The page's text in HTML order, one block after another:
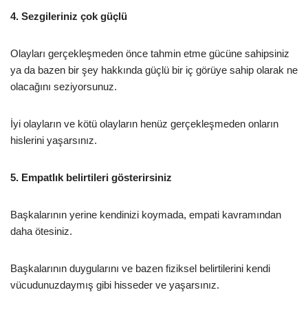
4. Sezgileriniz çok güçlü
Olayları gerçekleşmeden önce tahmin etme gücüne sahipsiniz
ya da bazen bir şey hakkında güçlü bir iç görüye sahip olarak ne
olacağını seziyorsunuz.
İyi olayların ve kötü olayların henüz gerçekleşmeden onların
hislerini yaşarsınız.
5. Empatlık belirtileri gösterirsiniz
Başkalarının yerine kendinizi koymada, empati kavramından
daha ötesiniz.
Başkalarının duygularını ve bazen fiziksel belirtilerini kendi
vücudunuzdaymış gibi hisseder ve yaşarsınız.